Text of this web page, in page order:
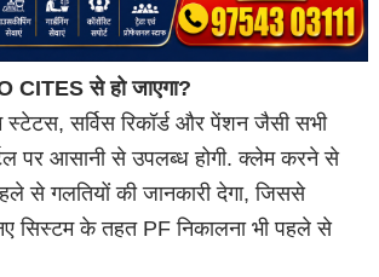
CITES से हो जाएगा?
सर्विस रिकॉर्ड और पेंशन जैसी सभी
पर आसानी से उपलब्ध होगी. क्लेम करने से
से गलतियों की जानकारी देगा, जिससे
सिस्टम के तहत PF निकालना भी पहले से